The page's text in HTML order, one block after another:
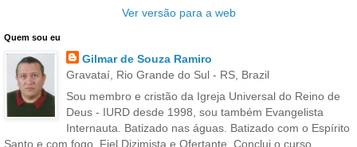
Ver versão para a web
Quem sou eu
Gilmar de Souza Ramiro
Gravataí, Rio Grande do Sul - RS, Brazil
Sou membro e cristão da Igreja Universal do Reino de
Deus - IURD desde 1998, sou também Evangelista
Internauta. Batizado nas águas. Batizado com o Espírito
Santo e com fogo. Fiel Dizimista e Ofertante. Conclui o curso